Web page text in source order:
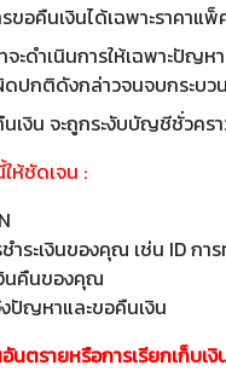
ขอคืนเงินได้เฉพาะราคาแ
ะดำเนินการให้เฉพาะปัญ
ปกติดังกล่าวจนจบกระบว
เงิน จะถูกระงับบัญชีชั่วคร
ห้ชัดเจน :
ชำระเงินของคุณ เช่น ID
นคืนของคุณ
ปัญหาและขอคืนเงิน
นตรายหรือการเรียกเก็บเ